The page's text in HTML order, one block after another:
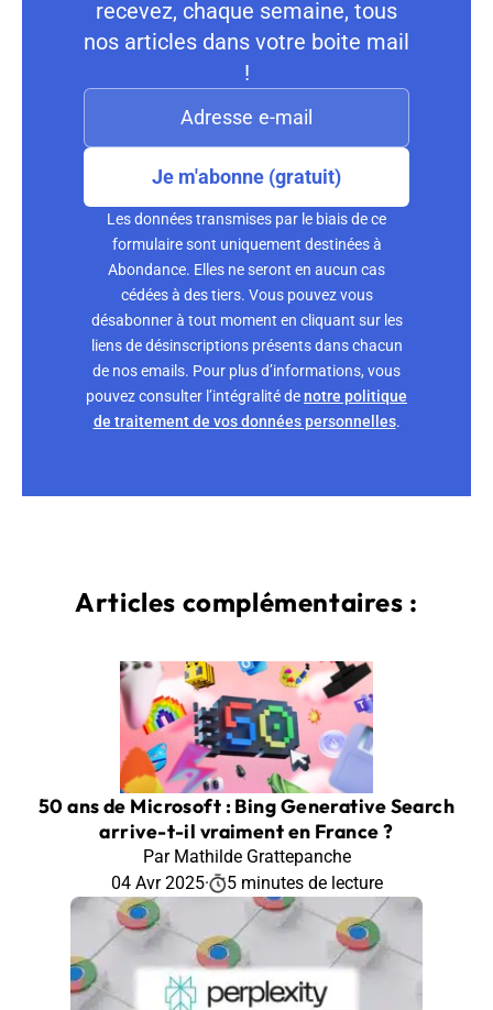
recevez, chaque semaine, tous
nos articles dans votre boite mail
!
Je m'abonne (gratuit)
Les données transmises par le biais de ce
formulaire sont uniquement destinées à
Abondance. Elles ne seront en aucun cas
cédées à des tiers. Vous pouvez vous
désabonner à tout moment en cliquant sur les
liens de désinscriptions présents dans chacun
de nos emails. Pour plus d’informations, vous
pouvez consulter l’intégralité denotre politique
de traitement de vos données personnelles.
Articles complémentaires :
50 ans de Microsoft : Bing Generative Search
arrive-t-il vraiment en France ?
Par Mathilde Grattepanche
04 Avr 2025· 5 minutes de lecture